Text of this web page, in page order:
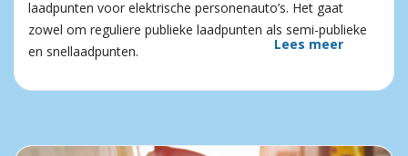
laadpunten voor elektrische personenauto’s. Het gaat
zowel om reguliere publieke laadpunten als semi-publieke
en snellaadpunten.
Lees meer